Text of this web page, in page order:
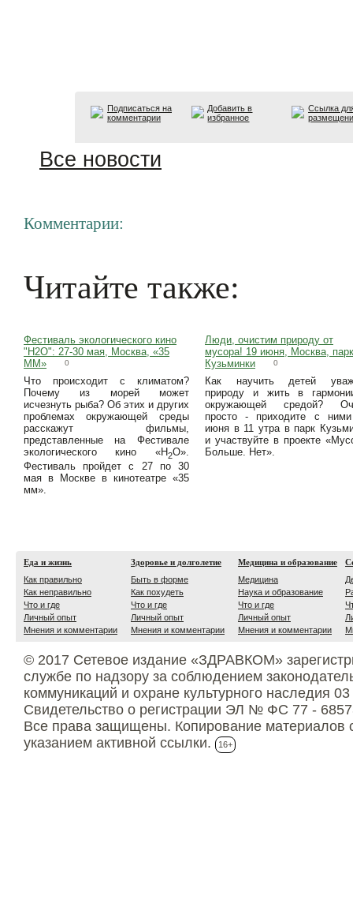
Подписаться на
комментарии
Добавить в
избранное
Ссылка
Все новости
Комментарии:
Читайте также:
Фестиваль экологического кино
"H2O": 27-30 мая, Москва, «35
ММ»
0
Что происходит с климатом?
Почему из морей может
исчезнуть рыба? Об этих и других
проблемах окружающей среды
расскажут фильмы,
представленные на Фестивале
экологического кино «H2O».
Фестиваль пройдет с 27 по 30
мая в Москве в кинотеатре «35
мм».
Люди, очистим природу от
мусора! 19 июня, Москва, парк
Кузьминки
0
Как научить детей
природу и жить в
окружающей средой?
просто - приходите с
июня в 11 утра в парк
и участвуйте в проекте
Больше. Нет».
Еда и жизнь
Как правильно
Как неправильно
Что и где
Личный опыт
Мнения и комментарии
Здоровье и долголетие
Быть в форме
Как похудеть
Что и где
Личный опыт
Мнения и комментарии
Медицина и образование
Медицина
Наука и образование
Что и где
Личный опыт
Мнения и комментарии
© 2017 Сетевое издание «ЗДРАВКОМ»
службе по надзору за соблюдением
коммуникаций и охране культурного наследия
Свидетельство о регистрации ЭЛ № ФС 77 -
Все права защищены. Копирование материалов
указанием активной ссылки.
16+